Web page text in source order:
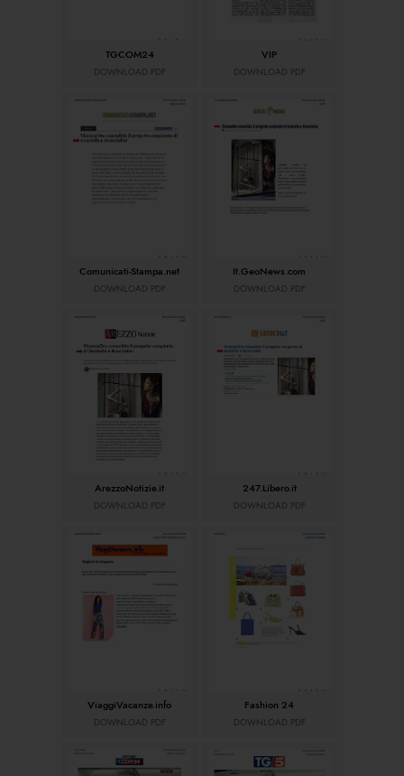
TGCOM24
DOWNLOAD PDF
VIP
DOWNLOAD PDF
Comunicati-Stampa.net
DOWNLOAD PDF
It.GeoNews.com
DOWNLOAD PDF
ArezzoNotizie.it
DOWNLOAD PDF
247.Libero.it
DOWNLOAD PDF
ViaggiVacanze.info
DOWNLOAD PDF
Fashion 24
DOWNLOAD PDF